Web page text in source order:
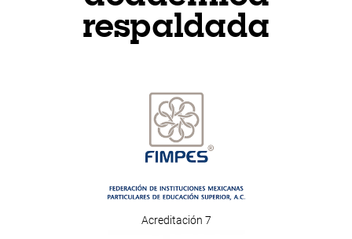
respaldada
Acreditación 7